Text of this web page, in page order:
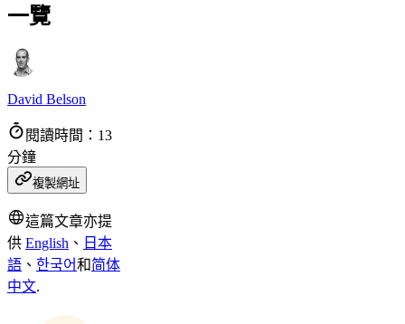
一覽
David Belson
閱讀時間：13
分鐘
複製網址
這篇文章亦提
供 English 、 日本
語 、 한국어和简体
中文.